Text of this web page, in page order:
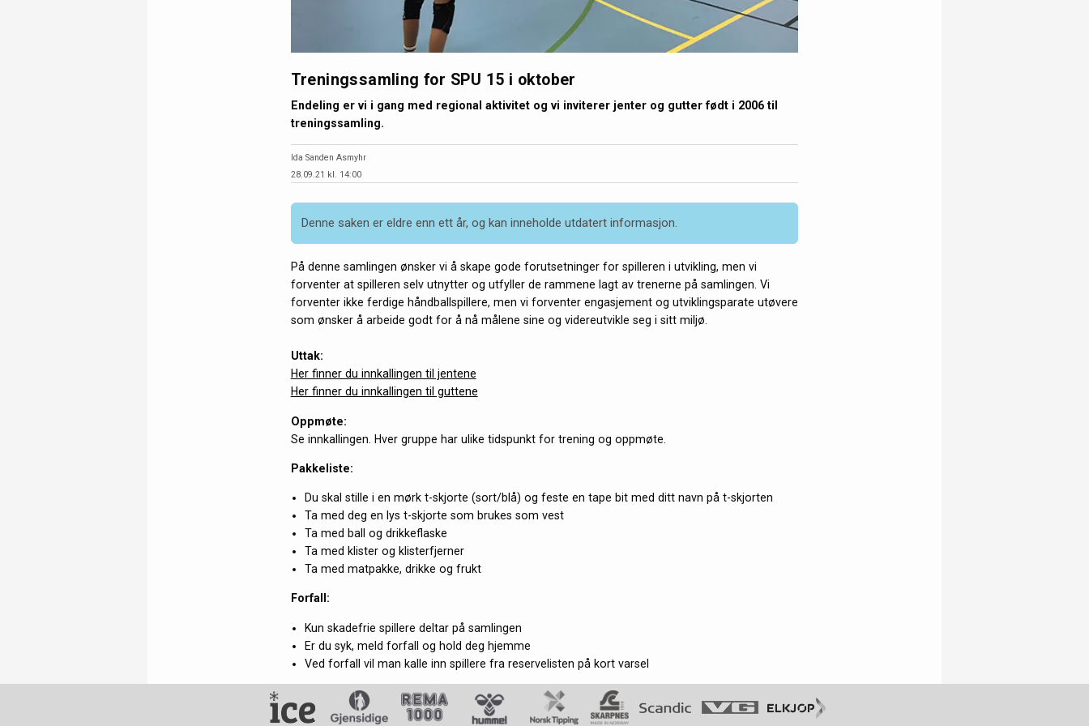
Treningssamling for SPU 15 i oktober
Endeling er vi i gang med regional aktivitet og vi inviterer jenter og gutter født i 2006 til
treningssamling.
Ida Sanden Asmyhr
28.09.21 kl. 14:00
Denne saken er eldre enn ett år, og kan inneholde utdatert informasjon.
På denne samlingen ønsker vi å skape gode forutsetninger for spilleren i utvikling, men vi
forventer at spilleren selv utnytter og utfyller de rammene lagt av trenerne på samlingen. Vi
forventer ikke ferdige håndballspillere, men vi forventer engasjement og utviklingsparate utøvere
som ønsker å arbeide godt for å nå målene sine og videreutvikle seg i sitt miljø.
Uttak:
Her finner du innkallingen til jentene
Her finner du innkallingen til guttene
Oppmøte:
Se innkallingen. Hver gruppe har ulike tidspunkt for trening og oppmøte.
Pakkeliste:
Du skal stille i en mørk t-skjorte (sort/blå) og feste en tape bit med ditt navn på t-skjorten
Ta med deg en lys t-skjorte som brukes som vest
Ta med ball og drikkeflaske
Ta med klister og klisterfjerner
Ta med matpakke, drikke og frukt
Forfall:
Kun skadefrie spillere deltar på samlingen
Er du syk, meld forfall og hold deg hjemme
Ved forfall vil man kalle inn spillere fra reservelisten på kort varsel